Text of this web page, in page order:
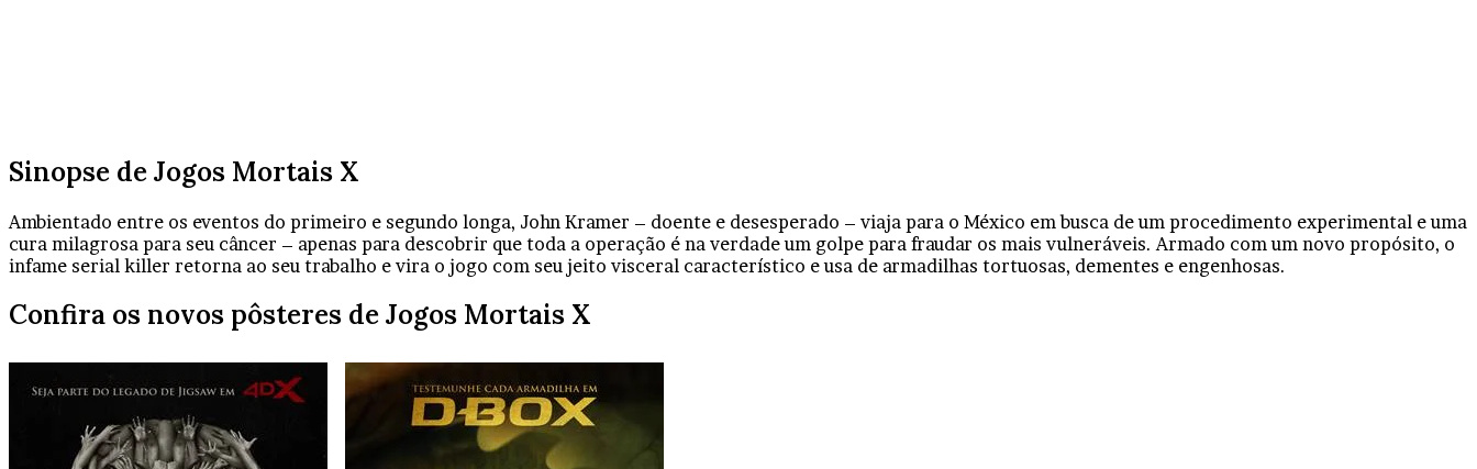
Sinopse de Jogos Mortais X
Ambientado entre os eventos do primeiro e segundo longa, John Kramer – doente e desesperado – viaja para o México em busca de um procedimento experimental e uma
cura milagrosa para seu câncer – apenas para descobrir que toda a operação é na verdade um golpe para fraudar os mais vulneráveis. Armado com um novo propósito, o
infame serial killer retorna ao seu trabalho e vira o jogo com seu jeito visceral característico e usa de armadilhas tortuosas, dementes e engenhosas.
Confira os novos pôsteres de Jogos Mortais X